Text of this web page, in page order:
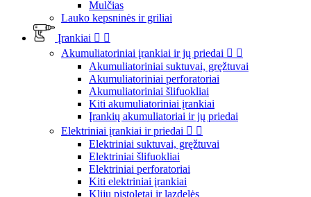
Mulčias
Lauko kepsninės ir griliai
Įrankiai  
Akumuliatoriniai įrankiai ir jų priedai  
Akumuliatoriniai suktuvai, gręžtuvai
Akumuliatoriniai perforatoriai
Akumuliatoriniai šlifuokliai
Kiti akumuliatoriniai įrankiai
Įrankių akumuliatoriai ir jų priedai
Elektriniai įrankiai ir priedai  
Elektriniai suktuvai, gręžtuvai
Elektriniai šlifuokliai
Elektriniai perforatoriai
Kiti elektriniai įrankiai
Klijų pistoletai ir lazdelės